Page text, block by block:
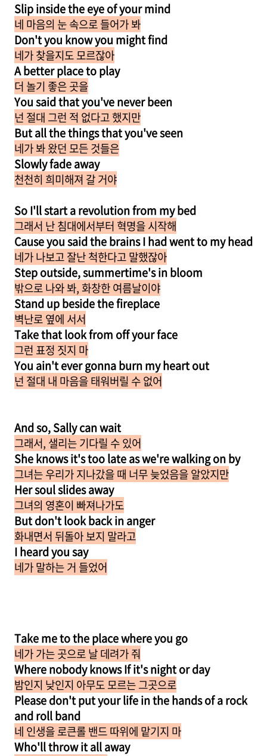
Slip inside the eye of your mind
네 마음의 눈 속으로 들어가 봐
Don't you know you might find
네가 찾을지도 모르잖아
A better place to play
더 놀기 좋은 곳을
You said that you've never been
넌 절대 그런 적 없다고 했지만
But all the things that you've seen
네가 봐 왔던 모든 것들은
Slowly fade away
천천히 희미해져 갈 거야
So I'll start a revolution from my bed
그래서 난 침대에서부터 혁명을 시작해
Cause you said the brains I had went to my head
네가 나보고 잘난 척한다고 말했잖아
Step outside, summertime's in bloom
밖으로 나와 봐, 화창한 여름날이야
Stand up beside the fireplace
벽난로 옆에 서서
Take that look from off your face
그런 표정 짓지 마
You ain't ever gonna burn my heart out
넌 절대 내 마음을 태워버릴 수 없어
And so, Sally can wait
그래서, 샐리는 기다릴 수 있어
She knows it's too late as we're walking on by
그녀는 우리가 지나갔을 때 너무 늦었음을 알았지만
Her soul slides away
그녀의 영혼이 빠져나가도
But don't look back in anger
화내면서 뒤돌아 보지 말라고
I heard you say
네가 말하는 거 들었어
Take me to the place where you go
네가 가는 곳으로 날 데려가 줘
Where nobody knows If it's night or day
밤인지 낮인지 아무도 모르는 그곳으로
Please don't put your life in the hands of a rock
and roll band
네 인생을 로큰롤 밴드 따위에 맡기지 마
Who'll throw it all away